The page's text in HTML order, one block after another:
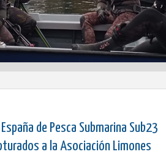
de Pesca Submarina Sub23
a la Asociación Limones